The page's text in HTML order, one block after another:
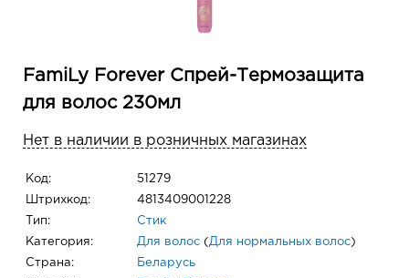
FamiLy Forever Спрей-Термозащита
для волос 230мл
Нет в наличии в розничных магазинах
Код: 51279
Штрихкод: 4813409001228
Тип: Стик
Категория: Для волос ( Для нормальных волос)
Страна: Беларусь